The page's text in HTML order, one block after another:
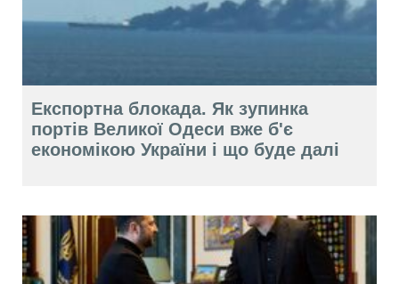
Експортна блокада. Як зупинка
портів Великої Одеси вже б'є
економікою України і що буде далі